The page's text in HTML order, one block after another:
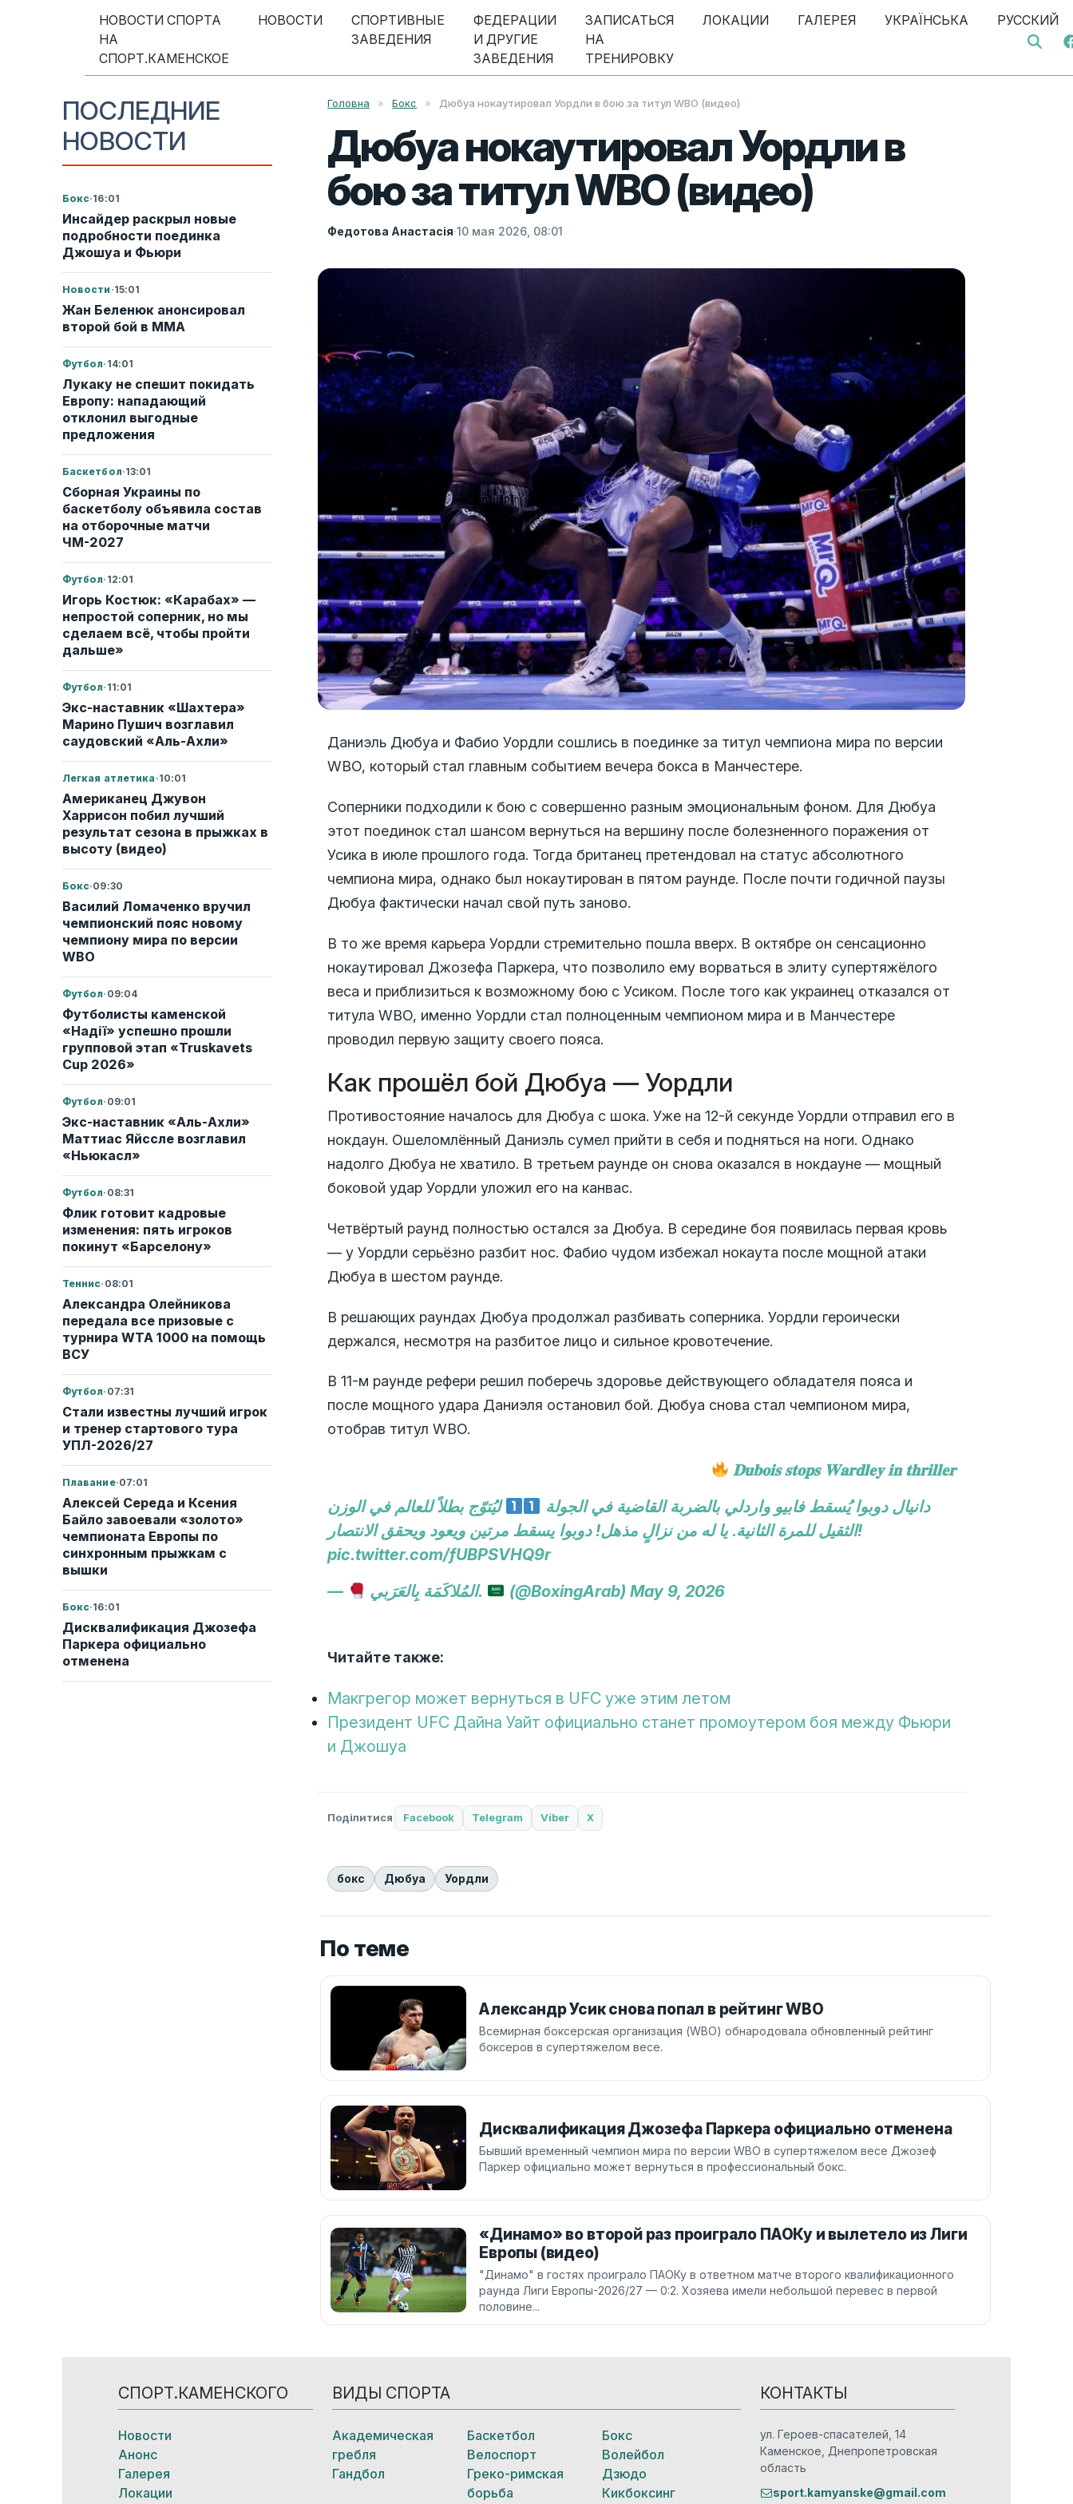
Перейти к содержимому
Меню навигации
НОВОСТИ СПОРТА
НА
СПОРТ.КАМЕНСКОЕ
НОВОСТИ
СПОРТИВНЫЕ
ЗАВЕДЕНИЯ
ФЕДЕРАЦИИ
И ДРУГИЕ
ЗАВЕДЕНИЯ
ЗАПИСАТЬСЯ
НА
ТРЕНИРОВКУ
ЛОКАЦИИ ГАЛЕРЕЯ УКРАЇНСЬКА РУССКИЙ
ПОСЛЕДНИЕ
НОВОСТИ
Бокс·16:01
Инсайдер раскрыл новые
подробности поединка
Джошуа и Фьюри
Новости ·15:01
Жан Беленюк анонсировал
второй бой в ММА
Футбол· 14:01
Лукаку не спешит покидать
Европу: нападающий
отклонил выгодные
предложения
Баскетбол·13:01
Сборная Украины по
баскетболу объявила состав
на отборочные матчи
ЧМ-2027
Футбол· 12:01
Игорь Костюк: «Карабах» —
непростой соперник, но мы
сделаем всё, чтобы пройти
дальше»
Футбол· 11:01
Экс-наставник «Шахтера»
Марино Пушич возглавил
саудовский «Аль-Ахли»
Легкая атлетика ·10:01
Американец Джувон
Харрисон побил лучший
результат сезона в прыжках в
высоту (видео)
Бокс·09:30
Василий Ломаченко вручил
чемпионский пояс новому
чемпиону мира по версии
WBO
Футбол· 09:04
Футболисты каменской
«Надії» успешно прошли
групповой этап «Truskavets
Cup 2026»
Футбол· 09:01
Экс-наставник «Аль-Ахли»
Маттиас Яйссле возглавил
«Ньюкасл»
Футбол· 08:31
Флик готовит кадровые
изменения: пять игроков
покинут «Барселону»
Теннис· 08:01
Александра Олейникова
передала все призовые с
турнира WTA 1000 на помощь
ВСУ
Футбол· 07:31
Стали известны лучший игрок
и тренер стартового тура
УПЛ-2026/27
Плавание·07:01
Алексей Середа и Ксения
Байло завоевали «золото»
чемпионата Европы по
синхронным прыжкам с
вышки
Бокс·16:01
Дисквалификация Джозефа
Паркера официально
отменена
Головна » Бокс » Дюбуа нокаутировал Уордли в бою за титул WBO (видео)
Дюбуа нокаутировал Уордли в
бою за титул WBO (видео)
Федотова Анастасія·10 мая 2026, 08:01
Даниэль Дюбуа и Фабио Уордли сошлись в поединке за титул чемпиона мира по версии
WBO, который стал главным событием вечера бокса в Манчестере.
Соперники подходили к бою с совершенно разным эмоциональным фоном. Для Дюбуа
этот поединок стал шансом вернуться на вершину после болезненного поражения от
Усика в июле прошлого года. Тогда британец претендовал на статус абсолютного
чемпиона мира, однако был нокаутирован в пятом раунде. После почти годичной паузы
Дюбуа фактически начал свой путь заново.
В то же время карьера Уордли стремительно пошла вверх. В октябре он сенсационно
нокаутировал Джозефа Паркера, что позволило ему ворваться в элиту супертяжёлого
веса и приблизиться к возможному бою с Усиком. После того как украинец отказался от
титула WBO, именно Уордли стал полноценным чемпионом мира и в Манчестере
проводил первую защиту своего пояса.
Как прошёл бой Дюбуа — Уордли
Противостояние началось для Дюбуа с шока. Уже на 12-й секунде Уордли отправил его в
нокдаун. Ошеломлённый Даниэль сумел прийти в себя и подняться на ноги. Однако
надолго Дюбуа не хватило. В третьем раунде он снова оказался в нокдауне — мощный
боковой удар Уордли уложил его на канвас.
Четвёртый раунд полностью остался за Дюбуа. В середине боя появилась первая кровь
— у Уордли серьёзно разбит нос. Фабио чудом избежал нокаута после мощной атаки
Дюбуа в шестом раунде.
В решающих раундах Дюбуа продолжал разбивать соперника. Уордли героически
держался, несмотря на разбитое лицо и сильное кровотечение.
В 11-м раунде рефери решил поберечь здоровье действующего обладателя пояса и
после мощного удара Даниэля остановил бой. Дюбуа снова стал чемпионом мира,
отобрав титул WBO.
𝐃𝐮𝐛𝐨𝐢𝐬 𝐬𝐭𝐨𝐩𝐬 𝐖𝐚𝐫𝐝𝐥𝐞𝐲 𝐢𝐧 𝐭𝐡𝐫𝐢𝐥𝐥𝐞𝐫
دانيال دوبوا يُسقط فابيو واردلي بالضربة القاضية في الجولة
ليُتوّج بطلاً للعالم في الوزن
الثقيل للمرة الثانية. يا له من نزالٍ مذهل! دوبوا يسقط مرتين ويعود ويحقق الانتصار!
pic.twitter.com/fUBPSVHQ9r
—
المُلاكَمَة بِالعَرَبي. (@BoxingArab) May 9, 2026
Читайте также:
Макгрегор может вернуться в UFC уже этим летом
Президент UFC Дайна Уайт официально станет промоутером боя между Фьюри
и Джошуа
Поділитися Facebook Telegram Viber X
бокс Дюбуа Уордли
По теме
Александр Усик снова попал в рейтинг WBO
Всемирная боксерская организация (WBO) обнародовала обновленный рейтинг
боксеров в супертяжелом весе.
Дисквалификация Джозефа Паркера официально отменена
Бывший временный чемпион мира по версии WBO в супертяжелом весе Джозеф
Паркер официально может вернуться в профессиональный бокс.
«Динамо» во второй раз проиграло ПАОКу и вылетело из Лиги
Европы (видео)
"Динамо" в гостях проиграло ПАОКу в ответном матче второго квалификационного
раунда Лиги Европы-2026/27 — 0:2. Хозяева имели небольшой перевес в первой
половине...
СПОРТ.КАМЕНСКОГО
Новости
Анонс
Галерея
Локации
ВИДЫ СПОРТА
Академическая
гребля
Баскетбол
Бокс
Велоспорт
Волейбол
Гандбол
Греко-римская
борьба
Дзюдо
Кикбоксинг
КОНТАКТЫ
ул. Героев-спасателей, 14
Каменское, Днепропетровская
область
sport.kamyanske@gmail.com